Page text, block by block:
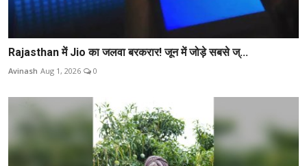
Rajasthan में Jio का जलवा बरकरार! जून में जोड़े सबसे ज्...
Avinash Aug 1, 2026 0